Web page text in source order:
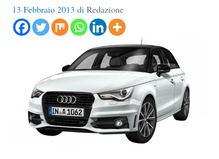
13 Febbraio 2013 di Redazione